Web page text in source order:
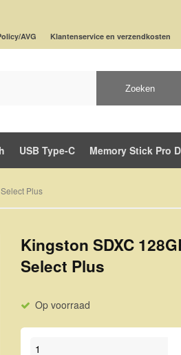
AVG Klantenservice en verzendkosten
Zoeken
USB Type-C Memory Stick Pro
Plus
Kingston SDXC
Select Plus
Op voorraad
Kingston SDXC 128GB Canvas